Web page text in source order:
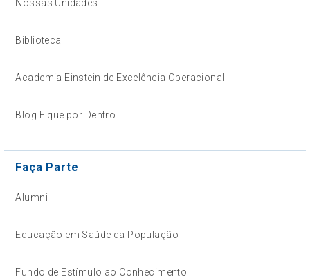
Nossas Unidades
Biblioteca
Academia Einstein de Excelência Operacional
Blog Fique por Dentro
Faça Parte
Alumni
Educação em Saúde da População
Fundo de Estímulo ao Conhecimento